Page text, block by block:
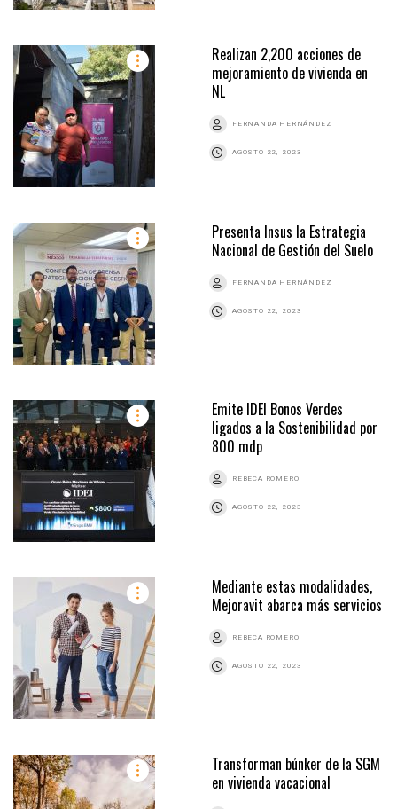
Realizan 2,200 acciones de
mejoramiento de vivienda en
NL
FERNANDA HERNÁNDEZ
AGOSTO 22, 2023
Presenta Insus la Estrategia
Nacional de Gestión del Suelo
FERNANDA HERNÁNDEZ
AGOSTO 22, 2023
Emite IDEI Bonos Verdes
ligados a la Sostenibilidad por
800 mdp
REBECA ROMERO
AGOSTO 22, 2023
Mediante estas modalidades,
Mejoravit abarca más servicios
REBECA ROMERO
AGOSTO 22, 2023
Transforman búnker de la SGM
en vivienda vacacional